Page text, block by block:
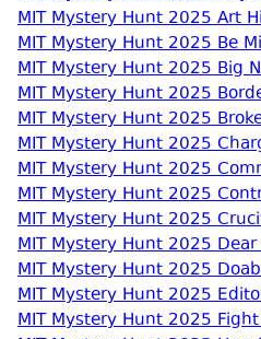
MIT Mystery Hunt 2025 Art
MIT Mystery Hunt 2025 Be
MIT Mystery Hunt 2025 Big
MIT Mystery Hunt 2025
MIT Mystery Hunt 2025
MIT Mystery Hunt 2025
MIT Mystery Hunt 2025
MIT Mystery Hunt 2025
MIT Mystery Hunt 2025
MIT Mystery Hunt 2025
MIT Mystery Hunt 2025
MIT Mystery Hunt 2025
MIT Mystery Hunt 2025